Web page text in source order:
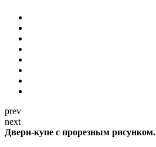
prev
next
Двери-купе с прорезным рисунком.